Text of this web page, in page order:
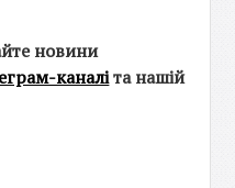
новини
каналіта нашій